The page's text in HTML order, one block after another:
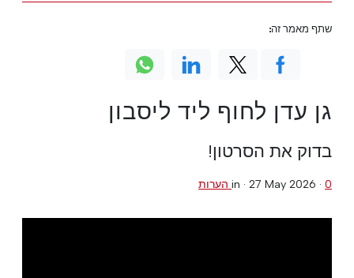
גן עדן לחוף ליד ליסבון
בדוק את הסרטון!
in · 27 May 2026 · 0 הערות
שתף מאמר זה: